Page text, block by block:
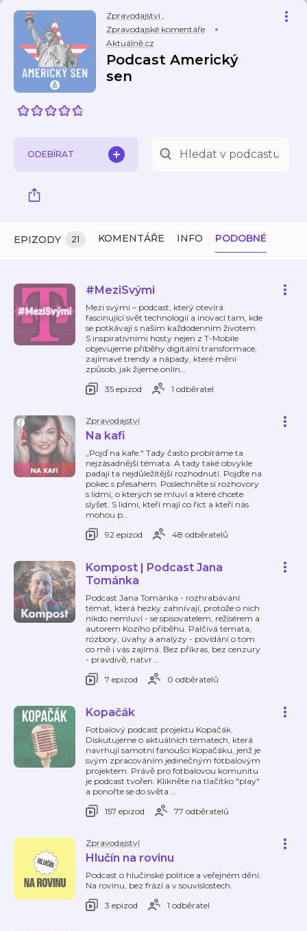
Zpravodajství,
Zpravodajské komentáře
Aktuálně.cz
Podcast Americký
sen
ODEBÍRAT
EPIZODY 21 KOMENTÁŘE INFO PODOBNÉ
#MeziSvými
Mezi svými – podcast, který otevírá
fascinující svět technologií a inovací tam, kde
se potkávají s naším každodenním životem.
S inspirativními hosty nejen z T-Mobile
objevujeme příběhy digitální transformace,
zajímavé trendy a nápady, které mění
způsob, jak žijeme onlin…
35 epizod
1 odběratel
Zpravodajství
Na kafi
„Pojď na kafe.“ Tady často probíráme ta
nejzásadnější témata. A tady také obvykle
padají ta nejdůležitější rozhodnutí. Pojďte na
pokec s přesahem. Poslechněte si rozhovory
s lidmi, o kterých se mluví a které chcete
slyšet. S lidmi, kteří mají co říct a kteří nás
mohou p…
92 epizod
48 odběratelů
Kompost | Podcast Jana
Tománka
Podcast Jana Tománka - rozhrabávání
témat, která hezky zahnívají, protože o nich
nikdo nemluví - se spisovatelem, režisérem a
autorem Kozího příběhu. Palčivá témata,
rozbory, úvahy a analýzy - povídání o tom
co mě i vás zajímá. Bez příkras, bez cenzury
- pravdivě, natvr…
7 epizod
0 odběratelů
Kopačák
Fotbalový podcast projektu Kopačák.
Diskutujeme o aktuálních tématech, která
navrhují samotní fanoušci Kopačáku, jenž je
svým zpracováním jedinečným fotbalovým
projektem. Právě pro fotbalovou komunitu
je podcast tvořen. Klikněte na tlačítko "play"
a ponořte se do světa …
157 epizod
77 odběratelů
Zpravodajství
Hlučín na rovinu
Podcast o hlučínské politice a veřejném dění.
Na rovinu, bez frází a v souvislostech.
3 epizod
1 odběratel